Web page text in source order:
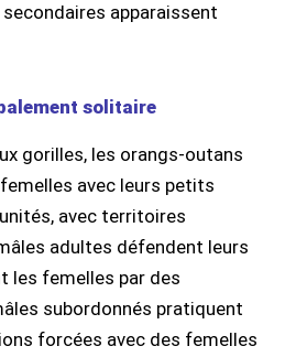
apparaissent
solitaire
gorilles, les orangs-outans
avec leurs petits
avec territoires
adultes défendent leurs
les femelles par des
subordonnés pratiquent
forcées avec des femelles